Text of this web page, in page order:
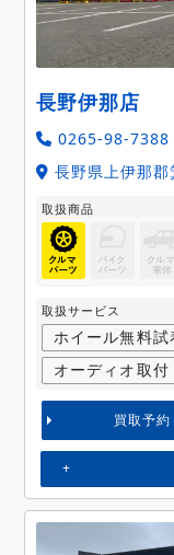
長野伊那店
0265-98-7388
長野県上伊那郡
取扱商品
取扱サービス
ホイール無料試
オーディオ取付
買取予約